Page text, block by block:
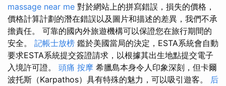
massage near me 對於網站上的拼寫錯誤，損失的價格，
價格計算計劃的潛在錯誤以及圖片和描述的差異，我們不承
擔責任。 可靠的國內外旅遊機構可以保證您在旅行期間的
安全。 記帳士放榜 鑑於美國當局的決定，ESTA系統會自動
要求ESTA系統提交簽證請求，以根據其出生地點提交電子
入境許可證。 頭痛 按摩 希臘島本身令人印象深刻，但卡爾
波托斯（Karpathos）具有特殊的魅力，可以吸引遊客。 后